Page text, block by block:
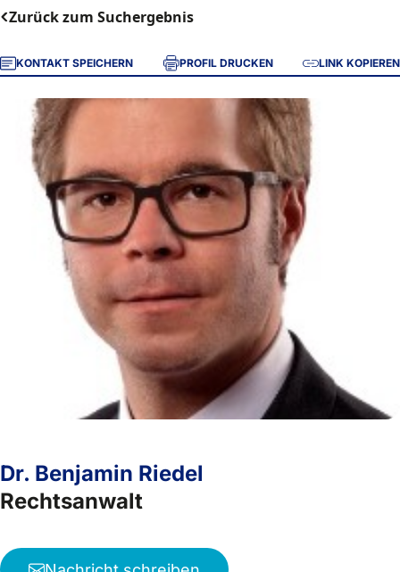
Zurück zum Suchergebnis
KONTAKT SPEICHERN PROFIL DRUCKEN LINK KOPIEREN
Dr. Benjamin Riedel
Rechtsanwalt